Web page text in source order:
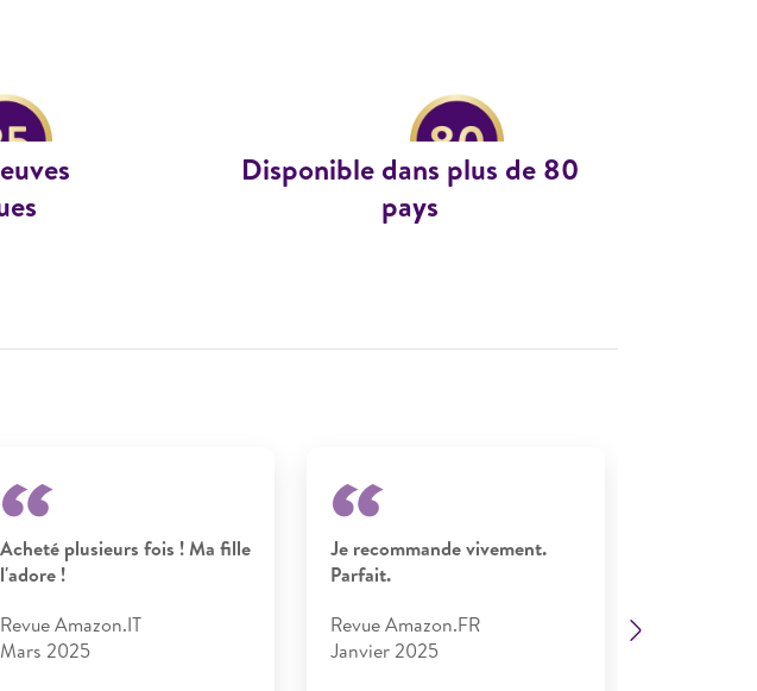
Disponible dans plus de 80
pays
​Acheté plusieurs fois ! Ma fille
l'adore !
Revue Amazon.IT
Mars 2025​​​
Je recommande vivement.
Parfait.
Revue Amazon.FR
Janvier 2025​